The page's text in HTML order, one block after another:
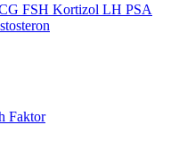
FSH Kortizol LH PSA
Faktor